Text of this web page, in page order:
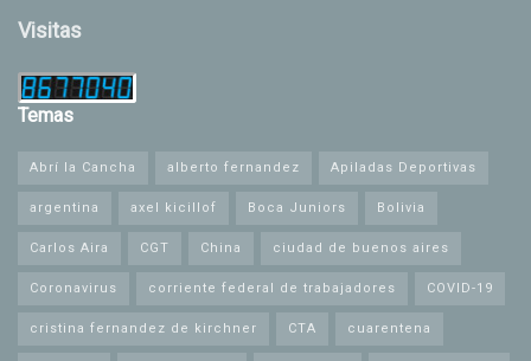
Visitas
Temas
Abrí la Cancha alberto fernandez Apiladas Deportivas
argentina axel kicillof Boca Juniors Bolivia
Carlos Aira CGT China ciudad de buenos aires
Coronavirus corriente federal de trabajadores COVID-19
cristina fernandez de kirchner CTA cuarentena